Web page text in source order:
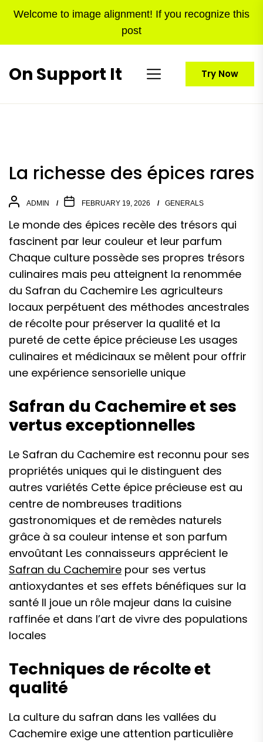
Welcome to image alignment! If you recognize this
post
On Support It Try Now
La richesse des épices rares
ADMIN FEBRUARY 19, 2026 GENERALS
Le monde des épices recèle des trésors qui
fascinent par leur couleur et leur parfum
Chaque culture possède ses propres trésors
culinaires mais peu atteignent la renommée
du Safran du Cachemire Les agriculteurs
locaux perpétuent des méthodes ancestrales
de récolte pour préserver la qualité et la
pureté de cette épice précieuse Les usages
culinaires et médicinaux se mêlent pour offrir
une expérience sensorielle unique
Safran du Cachemire et ses
vertus exceptionnelles
Le Safran du Cachemire est reconnu pour ses
propriétés uniques qui le distinguent des
autres variétés Cette épice précieuse est au
centre de nombreuses traditions
gastronomiques et de remèdes naturels
grâce à sa couleur intense et son parfum
envoûtant Les connaisseurs apprécient le
Safran du Cachemire pour ses vertus
antioxydantes et ses effets bénéfiques sur la
santé Il joue un rôle majeur dans la cuisine
raffinée et dans l’art de vivre des populations
locales
Techniques de récolte et
qualité
La culture du safran dans les vallées du
Cachemire exige une attention particulière